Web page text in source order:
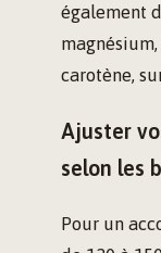
également
carotène,
Ajuster
selon les
Pour un